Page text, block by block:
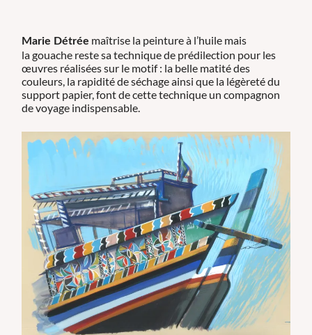
Marie Détrée maîtrise la peinture à l’huile mais
la gouache reste sa technique de prédilection pour les
œuvres réalisées sur le motif : la belle matité des
couleurs, la rapidité de séchage ainsi que la légèreté du
support papier, font de cette technique un compagnon
de voyage indispensable.